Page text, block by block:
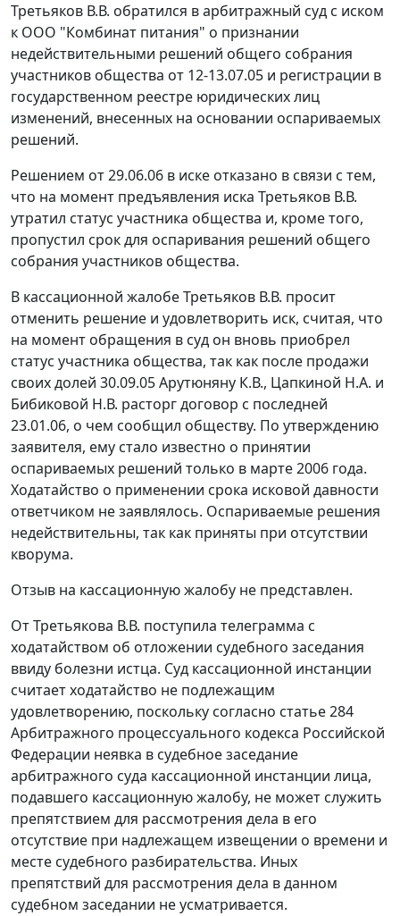
Третьяков В.В. обратился в арбитражный суд с иском
к ООО "Комбинат питания" о признании
недействительными решений общего собрания
участников общества от 12-13.07.05 и регистрации в
государственном реестре юридических лиц
изменений, внесенных на основании оспариваемых
решений.
Решением от 29.06.06 в иске отказано в связи с тем,
что на момент предъявления иска Третьяков В.В.
утратил статус участника общества и, кроме того,
пропустил срок для оспаривания решений общего
собрания участников общества.
В кассационной жалобе Третьяков В.В. просит
отменить решение и удовлетворить иск, считая, что
на момент обращения в суд он вновь приобрел
статус участника общества, так как после продажи
своих долей 30.09.05 Арутюняну К.В., Цапкиной Н.А. и
Бибиковой Н.В. расторг договор с последней
23.01.06, о чем сообщил обществу. По утверждению
заявителя, ему стало известно о принятии
оспариваемых решений только в марте 2006 года.
Ходатайство о применении срока исковой давности
ответчиком не заявлялось. Оспариваемые решения
недействительны, так как приняты при отсутствии
кворума.
Отзыв на кассационную жалобу не представлен.
От Третьякова В.В. поступила телеграмма с
ходатайством об отложении судебного заседания
ввиду болезни истца. Суд кассационной инстанции
считает ходатайство не подлежащим
удовлетворению, поскольку согласно статье 284
Арбитражного процессуального кодекса Российской
Федерации неявка в судебное заседание
арбитражного суда кассационной инстанции лица,
подавшего кассационную жалобу, не может служить
препятствием для рассмотрения дела в его
отсутствие при надлежащем извещении о времени и
месте судебного разбирательства. Иных
препятствий для рассмотрения дела в данном
судебном заседании не усматривается.